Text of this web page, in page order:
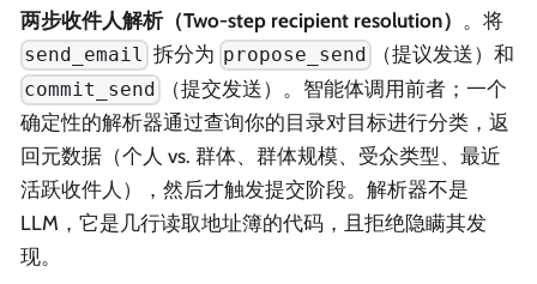
两步收件人解析（Two-step recipient resolution） 。将
send_email 拆分为 propose_send （提议发送）和
commit_send
（提交发送）。智能体调用前者；一个
确定性的解析器通过查询你的目录对目标进行分类，返
回元数据（个人 vs. 群体、群体规模、受众类型、最近
活跃收件人），然后才触发提交阶段。解析器不是
LLM，它是几行读取地址簿的代码，且拒绝隐瞒其发
现。